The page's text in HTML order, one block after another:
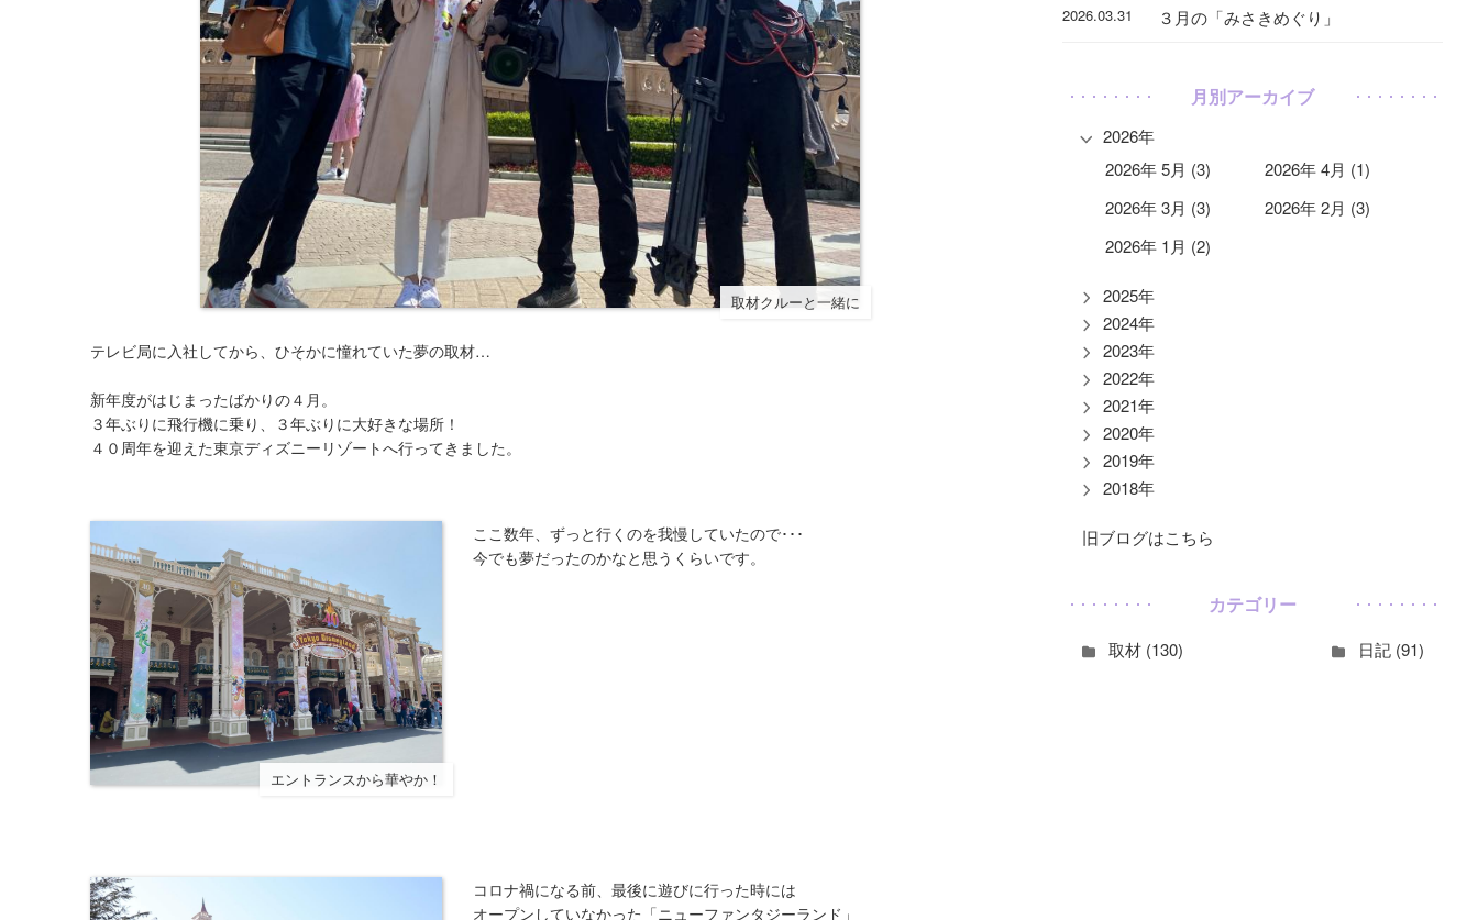
取材クルーと一緒に
テレビ局に入社してから、ひそかに憧れていた夢の取材…
新年度がはじまったばかりの４月。
３年ぶりに飛行機に乗り、３年ぶりに大好きな場所！
４０周年を迎えた東京ディズニーリゾートへ行ってきました。
エントランスから華やか！
ここ数年、ずっと行くのを我慢していたので･･･
今でも夢だったのかなと思うくらいです。
コロナ禍になる前、最後に遊びに行った時には
オープンしていなかった「ニューファンタジーランド」
2026.03.31 ３月の「みさきめぐり」
月別アーカイブ
2026年
2026年 5月 (3)
2026年 4月 (1)
2026年 3月 (3)
2026年 2月 (3)
2026年 1月 (2)
2025年
2024年
2023年
2022年
2021年
2020年
2019年
2018年
旧ブログはこちら
カテゴリー
取材 (130) 日記 (91)